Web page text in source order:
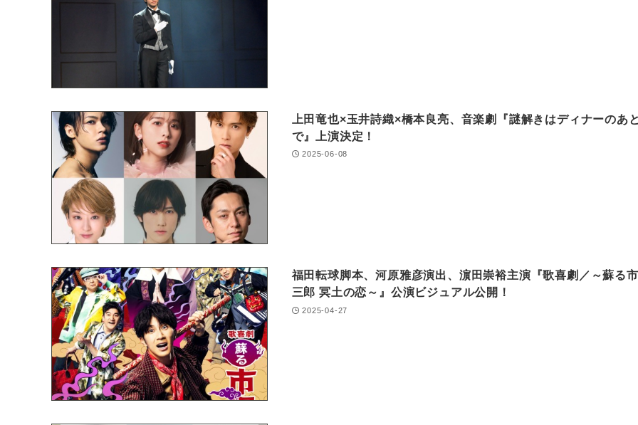
上田竜也×玉井詩織×橋本良亮、音楽劇『謎解きはディナーのあ
で』上演決定！
2025-06-08
福田転球脚本、河原雅彦演出、濵田崇裕主演『歌喜劇／～蘇る
三郎 冥土の恋～』公演ビジュアル公開！
2025-04-27